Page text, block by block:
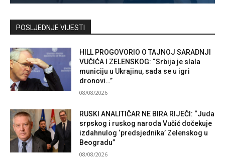
Kontaktirajte nas
POSLJEDNJE VIJESTI
HILL PROGOVORIO O TAJNOJ SARADNJI
VUČIĆA I ZELENSKOG: “Srbija je slala
municiju u Ukrajinu, sada se u igri
dronovi…”
08/08/2026
RUSKI ANALITIČAR NE BIRA RIJEČI: “Juda
srpskog i ruskog naroda Vučić dočekuje
izdahnulog ‘predsjednika’ Zelenskog u
Beogradu”
08/08/2026